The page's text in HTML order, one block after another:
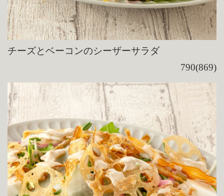
チーズとベーコンのシーザーサラダ
790(869)